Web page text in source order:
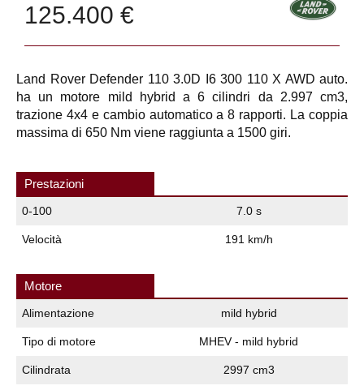
125.400 €
Land Rover Defender 110 3.0D I6 300 110 X AWD auto.
ha un motore mild hybrid a 6 cilindri da 2.997 cm3,
trazione 4x4 e cambio automatico a 8 rapporti. La coppia
massima di 650 Nm viene raggiunta a 1500 giri.
Prestazioni
0-100 7.0 s
Velocità 191 km/h
Motore
Alimentazione mild hybrid
Tipo di motore MHEV - mild hybrid
Cilindrata 2997 cm3